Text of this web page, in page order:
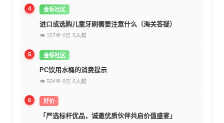
4 金标社区
进口或选购儿童牙刷需要注意什么（海关答疑）
👁 157💬 0⏰ 5天前
5 金标社区
PC饮用水桶的消费提示
👁 504💬 0⏰ 6天前
6 好价
「严选标杆优品，诚邀优质伙伴共启价值盛宴」